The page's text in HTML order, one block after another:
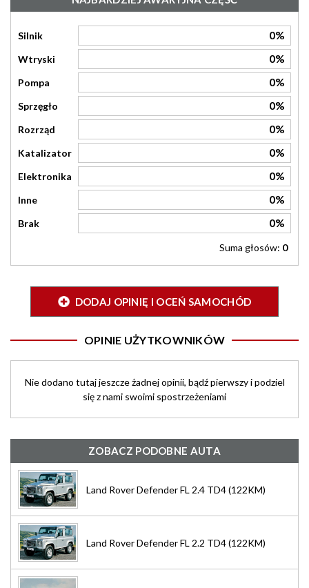
Silnik 0%
Wtryski 0%
Pompa 0%
Sprzęgło 0%
Rozrząd 0%
Katalizator 0%
Elektronika 0%
Inne 0%
Brak 0%
Suma głosów: 0
DODAJ OPINIĘ I OCEŃ SAMOCHÓD
OPINIE UŻYTKOWNIKÓW
Nie dodano tutaj jeszcze żadnej opinii, bądź pierwszy i podziel
się z nami swoimi spostrzeżeniami
ZOBACZ PODOBNE AUTA
Land Rover Defender FL 2.4 TD4 (122KM)
Land Rover Defender FL 2.2 TD4 (122KM)